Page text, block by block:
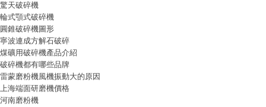
驚天破碎機
輪式顎式破碎機
圓錐破碎機圖形
寧波連成方解石破碎
煤礦用破碎機產品介紹
破碎機都有哪些品牌
雷蒙磨粉機風機振動大的原因
上海端面研磨機價格
河南磨粉機